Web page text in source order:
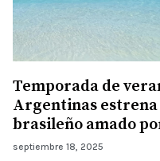
Temporada de
Argentinas
brasileño amado
septiembre 18, 2025